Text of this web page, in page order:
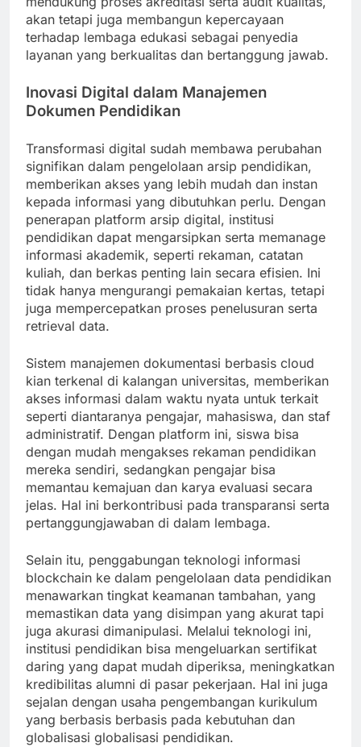
akan tetapi juga membangun kepercayaan
terhadap lembaga edukasi sebagai penyedia
layanan yang berkualitas dan bertanggung jawab.
Inovasi Digital dalam Manajemen
Dokumen Pendidikan
Transformasi digital sudah membawa perubahan
signifikan dalam pengelolaan arsip pendidikan,
memberikan akses yang lebih mudah dan instan
kepada informasi yang dibutuhkan perlu. Dengan
penerapan platform arsip digital, institusi
pendidikan dapat mengarsipkan serta memanage
informasi akademik, seperti rekaman, catatan
kuliah, dan berkas penting lain secara efisien. Ini
tidak hanya mengurangi pemakaian kertas, tetapi
juga mempercepatkan proses penelusuran serta
retrieval data.
Sistem manajemen dokumentasi berbasis cloud
kian terkenal di kalangan universitas, memberikan
akses informasi dalam waktu nyata untuk terkait
seperti diantaranya pengajar, mahasiswa, dan staf
administratif. Dengan platform ini, siswa bisa
dengan mudah mengakses rekaman pendidikan
mereka sendiri, sedangkan pengajar bisa
memantau kemajuan dan karya evaluasi secara
jelas. Hal ini berkontribusi pada transparansi serta
pertanggungjawaban di dalam lembaga.
Selain itu, penggabungan teknologi informasi
blockchain ke dalam pengelolaan data pendidikan
menawarkan tingkat keamanan tambahan, yang
memastikan data yang disimpan yang akurat tapi
juga akurasi dimanipulasi. Melalui teknologi ini,
institusi pendidikan bisa mengeluarkan sertifikat
daring yang dapat mudah diperiksa, meningkatkan
kredibilitas alumni di pasar pekerjaan. Hal ini juga
sejalan dengan usaha pengembangan kurikulum
yang berbasis berbasis pada kebutuhan dan
globalisasi globalisasi pendidikan.